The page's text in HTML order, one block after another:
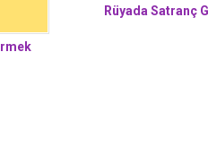
Rüyada Satranç